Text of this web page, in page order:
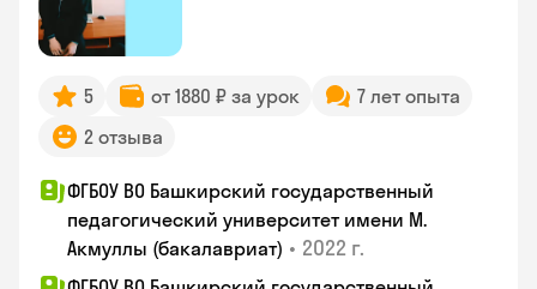
5 от 1880 ₽ за урок
7 лет опыта
2 отзыва
ФГБОУ ВО Башкирский государственный
педагогический университет имени М.
Акмуллы (бакалавриат) • 2022 г.